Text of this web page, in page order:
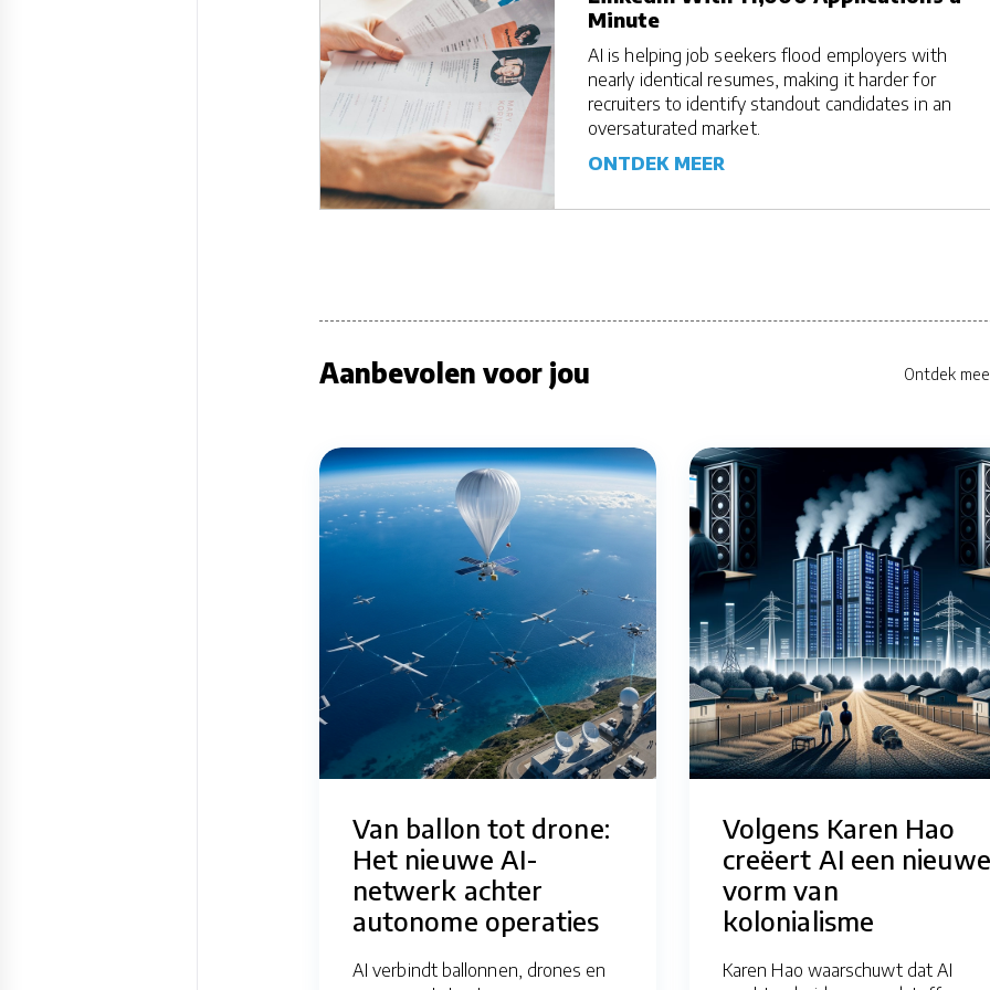
Minute
AI is helping job seekers flood employers with
nearly identical resumes, making it harder for
recruiters to identify standout candidates in an
oversaturated market.
ONTDEK MEER
Aanbevolen voor jou Ontdek
Van ballon tot drone:
Het nieuwe AI-
netwerk achter
autonome operaties
AI verbindt ballonnen, drones en
Volgens Karen Hao
creëert AI een nieuwe
vorm van
kolonialisme
Karen Hao waarschuwt dat AI